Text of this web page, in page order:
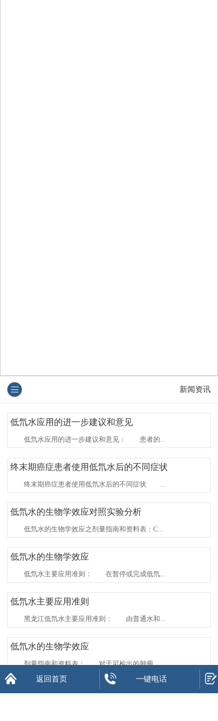
新闻资讯
低氘水应用的进一步建议和意见
低氘水应用的进一步建议和意见： 患者的...
终末期癌症患者使用低氘水后的不同症状
终末期癌症患者使用低氘水后的不同症状 ...
低氘水的生物学效应对照实验分析
低氘水的生物学效应之剂量指南和资料表：C...
低氘水的生物学效应
低氘水主要应用准则： 在暂停或完成低氘...
低氘水主要应用准则
黑龙江低氘水主要应用准则： 由普通水和...
低氘水的生物学效应
剂量指南和资料表： 对于可检出的肿瘤，...
低氘水​剂量指南和资料表
返回首页 一键电话